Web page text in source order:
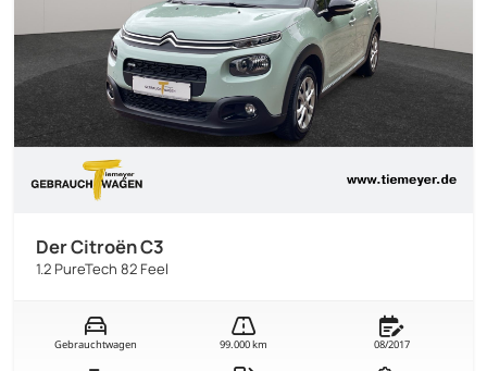
Der Citroën C3
1.2 PureTech 82 Feel
Gebrauchtwagen 99.000 km 08/2017